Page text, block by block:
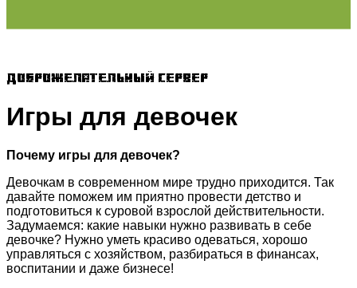
Доброжелательный сервер
Игры для девочек
Почему игры для девочек?
Девочкам в современном мире трудно приходится. Так
давайте поможем им приятно провести детство и
подготовиться к суровой взрослой действительности.
Задумаемся: какие навыки нужно развивать в себе
девочке? Нужно уметь красиво одеваться, хорошо
управляться с хозяйством, разбираться в финансах,
воспитании и даже бизнесе!